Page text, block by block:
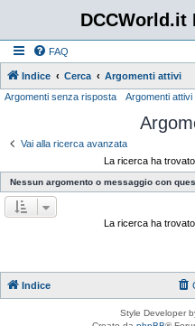
DCCWorld.it
FAQ
Indice Cerca Argomenti attivi
Argomenti senza risposta Argomenti attivi
Vai alla ricerca avanzata
La ricerca ha
Nessun argomento o messaggio con
La ricerca ha
Indice
Style Developer